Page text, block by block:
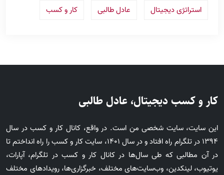
استراتژی دیجیتال عادل طالبی کار و کسب
کار و کسب دیجیتال، عادل طالبی
این سایت، سایت شخصی من است. در واقع، کانال کار و کسب در سال
1394 در تلگرام راه افتاد و در سال 1401، سایت کار و کسب را راه انداختم تا
در آن مطالبی که طی سال‌ها در کانال کار و کسب در تلگرام، آپارات،
یوتیوب، لینکدین، وب‌سایت‌های مختلف، خبرگزاری‌ها، رویدادهای مختلف